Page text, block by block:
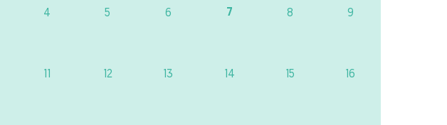
4 5 6 7 8 9
11 12 13 14 15 16